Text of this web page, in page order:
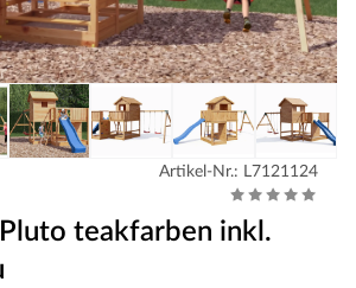
Artikel-Nr.: L7121124
teakfarben inkl.